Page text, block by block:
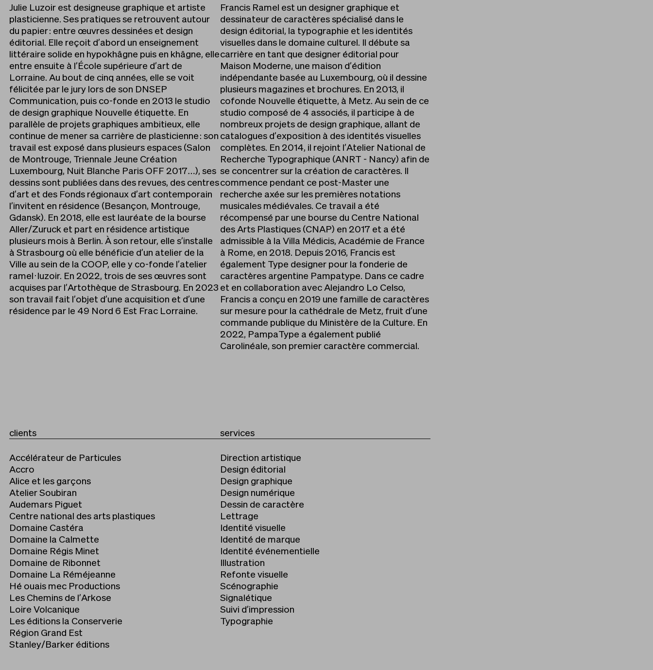
Julie Luzoir est designeuse graphique et artiste
plasticienne. Ses pratiques se retrouvent autour
du papier : entre œuvres dessinées et design
éditorial. Elle reçoit d’abord un enseignement
littéraire solide en hypokhâgne puis en khâgne, elle
entre ensuite à l’École supérieure d’art de
Lorraine. Au bout de cinq années, elle se voit
félicitée par le jury lors de son DNSEP
Communication, puis co-fonde en 2013 le studio
de design graphique Nouvelle étiquette. En
parallèle de projets graphiques ambitieux, elle
continue de mener sa carrière de plasticienne : son
travail est exposé dans plusieurs espaces (Salon
de Montrouge, Triennale Jeune Création
Luxembourg, Nuit Blanche Paris OFF 2017…), ses
dessins sont publiées dans des revues, des centres
d’art et des Fonds régionaux d’art contemporain
l’invitent en résidence (Besançon, Montrouge,
Gdansk). En 2018, elle est lauréate de la bourse
Aller/Zuruck et part en résidence artistique
plusieurs mois à Berlin. À son retour, elle s’installe
à Strasbourg où elle bénéficie d’un atelier de la
Ville au sein de la COOP, elle y co-fonde l’atelier
ramel · luzoir. En 2022, trois de ses œuvres sont
acquises par l’Artothèque de Strasbourg. En 2023
son travail fait l’objet d’une acquisition et d’une
résidence par le 49 Nord 6 Est Frac Lorraine.
Francis Ramel est un designer graphique et
dessinateur de caractères spécialisé dans le
design éditorial, la typographie et les identités
visuelles dans le domaine culturel. Il débute sa
carrière en tant que designer éditorial pour
Maison Moderne, une maison d’édition
indépendante basée au Luxembourg, où il dessine
plusieurs magazines et brochures. En 2013, il
cofonde Nouvelle étiquette, à Metz. Au sein de ce
studio composé de 4 associés, il participe à de
nombreux projets de design graphique, allant de
catalogues d’exposition à des identités visuelles
complètes. En 2014, il rejoint l’Atelier National de
Recherche Typographique (ANRT - Nancy) afin de
se concentrer sur la création de caractères. Il
commence pendant ce post-Master une
recherche axée sur les premières notations
musicales médiévales. Ce travail a été
récompensé par une bourse du Centre National
des Arts Plastiques (CNAP) en 2017 et a été
admissible à la Villa Médicis, Académie de France
à Rome, en 2018. Depuis 2016, Francis est
également Type designer pour la fonderie de
caractères argentine Pampatype. Dans ce cadre
et en collaboration avec Alejandro Lo Celso,
Francis a conçu en 2019 une famille de caractères
sur mesure pour la cathédrale de Metz, fruit d’une
commande publique du Ministère de la Culture. En
2022, PampaType a également publié
Carolinéale, son premier caractère commercial.
clients
Accélérateur de Particules
Accro
Alice et les garçons
Atelier Soubiran
Audemars Piguet
Centre national des arts plastiques
Domaine Castéra
Domaine la Calmette
Domaine Régis Minet
Domaine de Ribonnet
Domaine La Réméjeanne
Hé ouais mec Productions
Les Chemins de l’Arkose
Loire Volcanique
Les éditions la Conserverie
Région Grand Est
Stanley/Barker éditions
services
Direction artistique
Design éditorial
Design graphique
Design numérique
Dessin de caractère
Lettrage
Identité visuelle
Identité de marque
Identité événementielle
Illustration
Refonte visuelle
Scénographie
Signalétique
Suivi d’impression
Typographie